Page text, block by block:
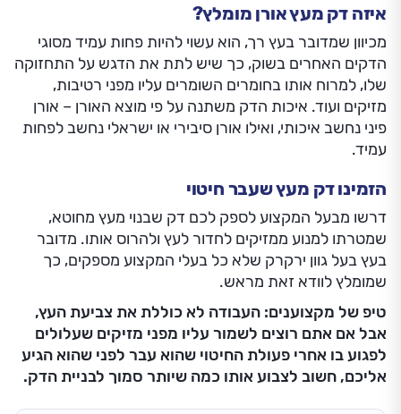
איזה דק מעץ אורן מומלץ?
מכיוון שמדובר בעץ רך, הוא עשוי להיות פחות עמיד מסוגי
הדקים האחרים בשוק, כך שיש לתת את הדגש על התחזוקה
שלו, למרוח אותו בחומרים השומרים עליו מפני רטיבות,
מזיקים ועוד. איכות הדק משתנה על פי מוצא האורן – אורן
פיני נחשב איכותי, ואילו אורן סיבירי או ישראלי נחשב לפחות
עמיד.
הזמינו דק מעץ שעבר חיטוי
דרשו מבעל המקצוע לספק לכם דק שבנוי מעץ מחוטא,
שמטרתו למנוע ממזיקים לחדור לעץ ולהרוס אותו. מדובר
בעץ בעל גוון ירקרק שלא כל בעלי המקצוע מספקים, כך
שמומלץ לוודא זאת מראש.
טיפ של מקצוענים: העבודה לא כוללת את צביעת העץ,
אבל אם אתם רוצים לשמור עליו מפני מזיקים שעלולים
לפגוע בו אחרי פעולת החיטוי שהוא עבר לפני שהוא הגיע
אליכם, חשוב לצבוע אותו כמה שיותר סמוך לבניית הדק.